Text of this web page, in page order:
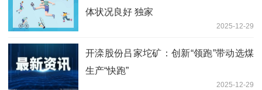
体状况良好 独家
2025-12-29
开滦股份吕家坨矿：创新“领跑”带动选煤
生产“快跑”
2025-12-29